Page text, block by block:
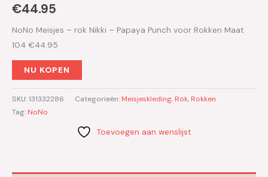
€44.95
NoNo Meisjes – rok Nikki – Papaya Punch voor Rokken Maat
104 €44.95
NU KOPEN
SKU:131332286 Categorieën: Meisjeskleding, Rok, Rokken
Tag: NoNo
Toevoegen aan wenslijst